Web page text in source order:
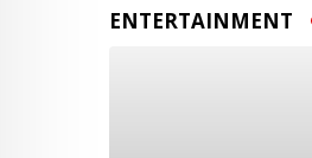
ENTERTAINMENT